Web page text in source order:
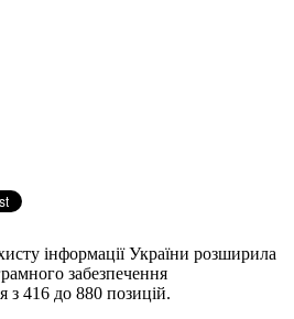
інформації України розширила
забезпечення
з 416 до 880 позицій.